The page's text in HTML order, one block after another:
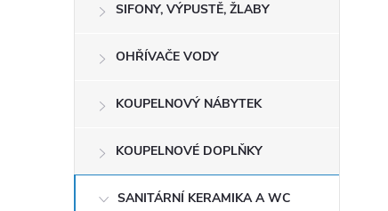
SIFONY, VÝPUSTĚ, ŽLABY
OHŘÍVAČE VODY
KOUPELNOVÝ NÁBYTEK
KOUPELNOVÉ DOPLŇKY
SANITÁRNÍ KERAMIKA A WC